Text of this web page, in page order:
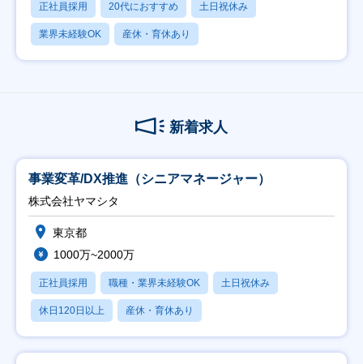
正社員採用 20代におすすめ 土日祝休み
業界未経験OK 産休・育休あり
新着求人
事業変革/DX推進（シニアマネージャー）
株式会社ヤマシタ
東京都
1000万~2000万
正社員採用 職種・業界未経験OK 土日祝休み
休日120日以上 産休・育休あり